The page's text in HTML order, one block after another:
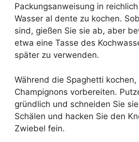
Packungsanweisung in
Wasser al dente zu kochen.
sind, gießen Sie sie ab, aber
etwa eine Tasse des
später zu verwenden.
Während die Spaghetti
Champignons vorbereiten.
gründlich und schneiden Sie
Schälen und hacken Sie den
Zwiebel fein.